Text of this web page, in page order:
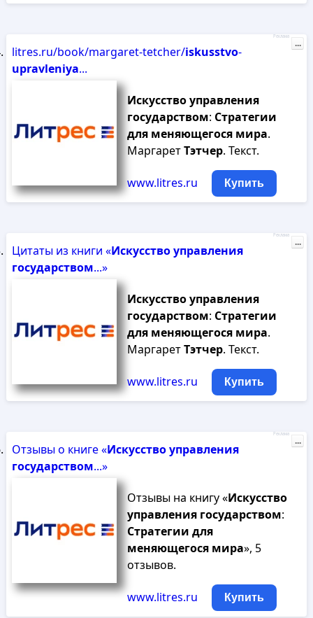
litres.ru/book/margaret-tetcher/iskusstvo-
upravleniya...
Искусствоуправления
государством: Стратегии
для меняющегося мира.
МаргаретТэтчер. Текст.
www.litres.ru Купить
Реклама
...
Цитаты из книги «Искусствоуправления
государством...»
Искусствоуправления
государством: Стратегии
для меняющегося мира.
МаргаретТэтчер. Текст.
www.litres.ru Купить
Реклама
...
Отзывы о книге «Искусствоуправления
государством...»
Отзывы на книгу «Искусство
управления государством:
Стратегии для
меняющегося мира», 5
отзывов.
www.litres.ru Купить
Реклама
...